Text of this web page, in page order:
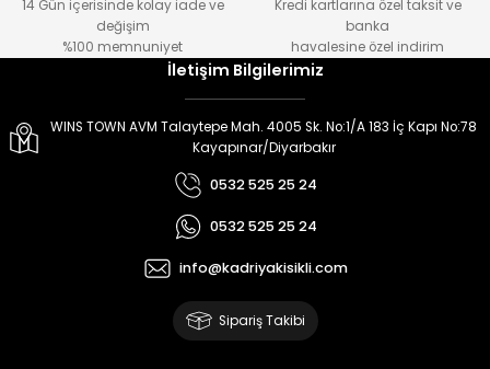
14 Gün içerisinde kolay iade ve
değişim
%100 memnuniyet
Kredi kartlarına özel taksit ve
banka
havalesine özel indirim
İletişim Bilgilerimiz
WINS TOWN AVM Talaytepe Mah. 4005 Sk. No:1/A 183 İç Kapı No:78
Kayapınar/Diyarbakır
0532 525 25 24
0532 525 25 24
info@kadriyakisikli.com
Sipariş Takibi